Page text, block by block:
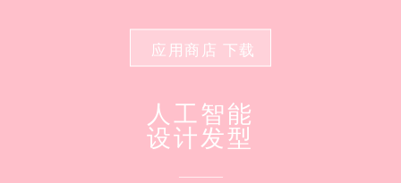
应用商店 下载
人工智能
设计发型